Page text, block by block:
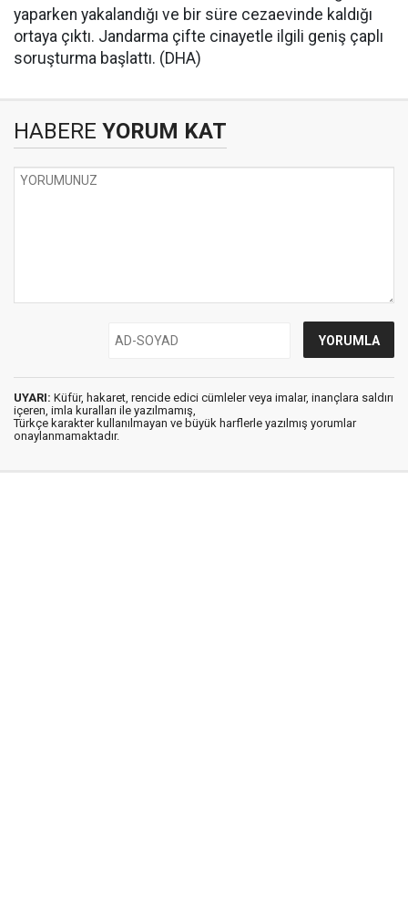
yaparken yakalandığı ve bir süre cezaevinde kaldığı
ortaya çıktı. Jandarma çifte cinayetle ilgili geniş çaplı
soruşturma başlattı. (DHA)
HABERE YORUM KAT
UYARI: Küfür, hakaret, rencide edici cümleler veya imalar, inançlara saldırı
içeren, imla kuralları ile yazılmamış,
Türkçe karakter kullanılmayan ve büyük harflerle yazılmış yorumlar
onaylanmamaktadır.